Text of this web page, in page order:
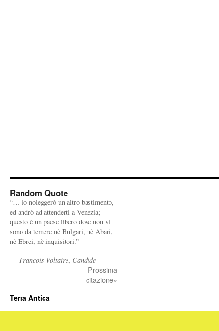
Random Quote
“… io noleggerò un altro bastimento,
ed andrò ad attenderti a Venezia;
questo è un paese libero dove non vi
sono da temere nè Bulgari, nè Abari,
nè Ebrei, nè inquisitori.”
— Francois Voltaire, Candide
Prossima
citazione»
Terra Antica